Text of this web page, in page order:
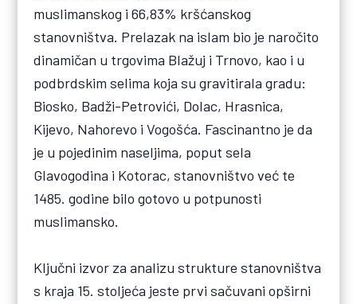
muslimanskog i 66,83% kršćanskog
stanovništva. Prelazak na islam bio je naročito
dinamičan u trgovima Blažuj i Trnovo, kao i u
podbrdskim selima koja su gravitirala gradu:
Biosko, Badži-Petrovići, Dolac, Hrasnica,
Kijevo, Nahorevo i Vogošća. Fascinantno je da
je u pojedinim naseljima, poput sela
Glavogodina i Kotorac, stanovništvo već te
1485. godine bilo gotovo u potpunosti
muslimansko.
Ključni izvor za analizu strukture stanovništva
s kraja 15. stoljeća jeste prvi sačuvani opširni